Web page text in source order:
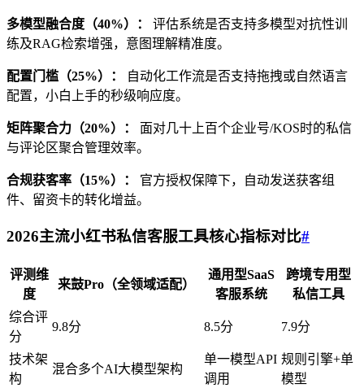
多模型融合度（40%）：
评估系统是否支持多模型对抗性训
练及RAG检索增强，意图理解精准度。
配置门槛（25%）：
自动化工作流是否支持拖拽或自然语言
配置，小白上手的秒级响应度。
矩阵聚合力（20%）：
面对几十上百个企业号/KOS时的私信
与评论区聚合管理效率。
合规获客率（15%）：
官方授权保障下，自动发送获客组
件、留资卡的转化增益。
2026主流小红书私信客服工具核心指标对比#
评测维
度
来鼓Pro（全领域适配）
通用型SaaS
客服系统
跨境专用型
私信工具
综合评
分
9.8分 8.5分 7.9分
技术架
构
混合多个AI大模型架构
单一模型API
调用
规则引擎+单
模型